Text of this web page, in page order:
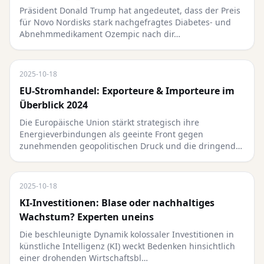
Präsident Donald Trump hat angedeutet, dass der Preis
für Novo Nordisks stark nachgefragtes Diabetes- und
Abnehmmedikament Ozempic nach dir…
2025-10-18
EU-Stromhandel: Exporteure & Importeure im
Überblick 2024
Die Europäische Union stärkt strategisch ihre
Energieverbindungen als geeinte Front gegen
zunehmenden geopolitischen Druck und die dringend…
2025-10-18
KI-Investitionen: Blase oder nachhaltiges
Wachstum? Experten uneins
Die beschleunigte Dynamik kolossaler Investitionen in
künstliche Intelligenz (KI) weckt Bedenken hinsichtlich
einer drohenden Wirtschaftsbl…